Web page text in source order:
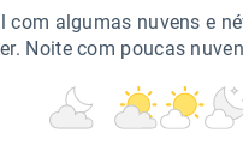
com algumas nuvens e
Noite com poucas